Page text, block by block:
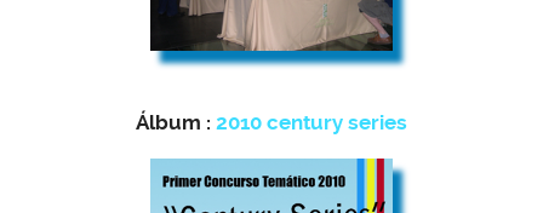
Álbum : 2010 century series